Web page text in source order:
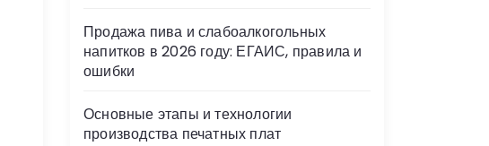
Продажа пива и слабоалкогольных
напитков в 2026 году: ЕГАИС, правила и
ошибки
Основные этапы и технологии
производства печатных плат